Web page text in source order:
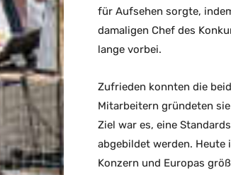
für Aufsehen sorgte,
damaligen Chef des
lange vorbei.
Zufrieden konnten die
Mitarbeitern gründeten
Ziel war es, eine
abgebildet werden.
Konzern und Europas